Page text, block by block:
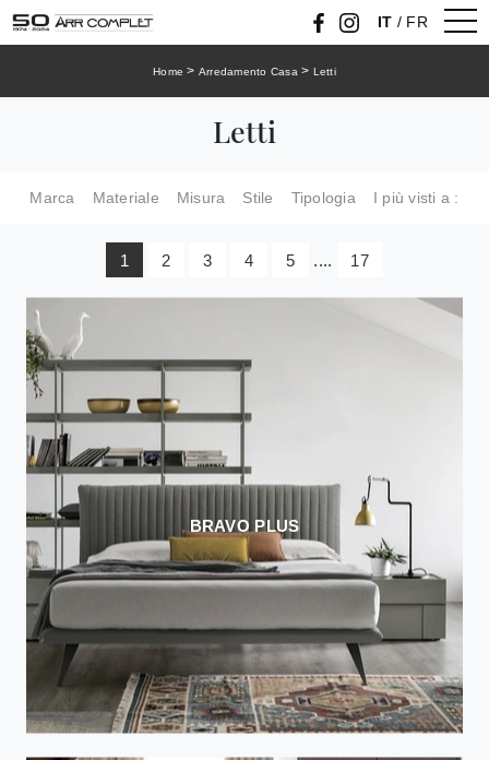
IT / FR
Home > Arredamento Casa > Letti
Letti
Marca Materiale Misura Stile Tipologia I più visti a :
1 2 3 4 5 .... 17
BRAVO PLUS